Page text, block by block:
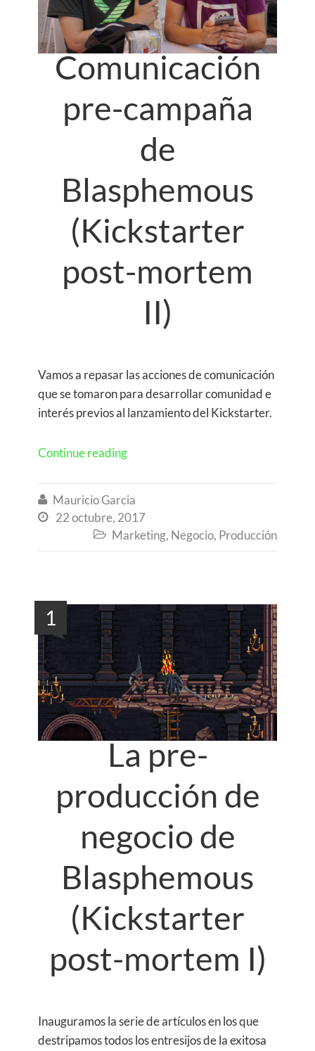
Comunicación
pre-campaña
de
Blasphemous
(Kickstarter
post-mortem
II)
Vamos a repasar las acciones de comunicación
que se tomaron para desarrollar comunidad e
interés previos al lanzamiento del Kickstarter.
Continue reading
 Mauricio Garcia
 22 octubre, 2017
 Marketing, Negocio, Producción
1
La pre-
producción de
negocio de
Blasphemous
(Kickstarter
post-mortem I)
Inauguramos la serie de artículos en los que
destripamos todos los entresijos de la exitosa